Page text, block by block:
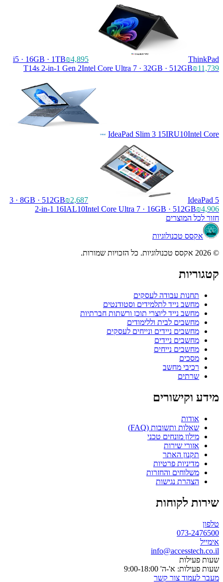
i5 · 16GB · 1TB₪4,895
ThinkPad
T14s 2-in-1 Gen 2Intel Core Ultra 7 · 32GB · 512GB₪11,739
IdeaPad Slim 3 15IRU10Intel Core
3 · 8GB · 512GB₪2,687
IdeaPad 5
2-in-1 16IAL10Intel Core Ultra 7 · 16GB · 512GB₪4,906
חזור לכל המוצרים
אקסס טכנולוגיות
© 2026 אקסס טכנולוגיות. כל הזכויות שמורות.
קטגוריות
תחנות עבודה לעסקים
מחשב נייד לתלמידים וסטודנטים
מחשב נייד ליוצרי תוכן ורשתות חברתיות
מחשבים לבית וללימודים
מחשבים ניידים ונייחים לעסקים
מחשבים ניידים
מחשבים נייחים
מסכים
רכיבי מחשב
שרתים
מידע וקישורים
אודות
שאלות ותשובות (FAQ)
מילון מונחים טכני
אזורי שירות
תקנון האתר
מדיניות פרטיות
משלוחים והחזרות
הצהרת נגישות
שירות לקוחות
טלפון
073-2476500
אימייל
info@accesstech.co.il
שעות פעילות
שעות פעילות: א'-ה' 9:00-18:00
מעבר לעמוד צור קשר